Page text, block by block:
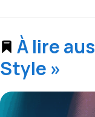
À lire
Style »